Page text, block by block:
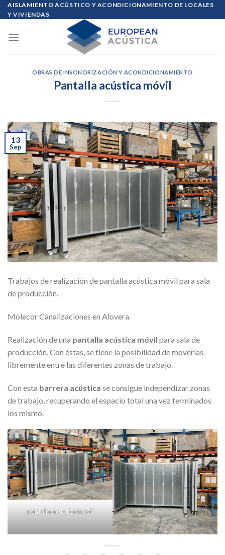
Skip
to
AISLAMIENTO ACÚSTICO Y ACONDICIONAMIENTO DE LOCALES
Y VIVIENDAS
OBRAS DE INSONORIZACIÓN Y ACONDICIONAMIENTO
Pantalla acústica móvil
13
Sep
Trabajos de realización de pantalla acústica móvil para sala
de producción.
Molecor Canalizaciones en Alovera.
Realización de una pantalla acústica móvil para sala de
producción. Con éstas, se tiene la posibilidad de moverlas
libremente entre las diferentes zonas de trabajo.
Con esta barrera acústica se consigue independizar zonas
de trabajo, recuperando el espacio total una vez terminados
los mismo.
pantalla acustica movil